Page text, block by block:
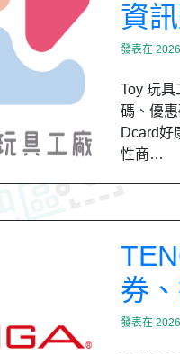
資
發表在
Toy 玩
碼、優
Dcard好
性商…
券
發表在